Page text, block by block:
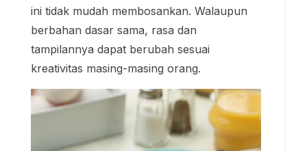
ini tidak mudah membosankan. Walaupun
berbahan dasar sama, rasa dan
tampilannya dapat berubah sesuai
kreativitas masing-masing orang.